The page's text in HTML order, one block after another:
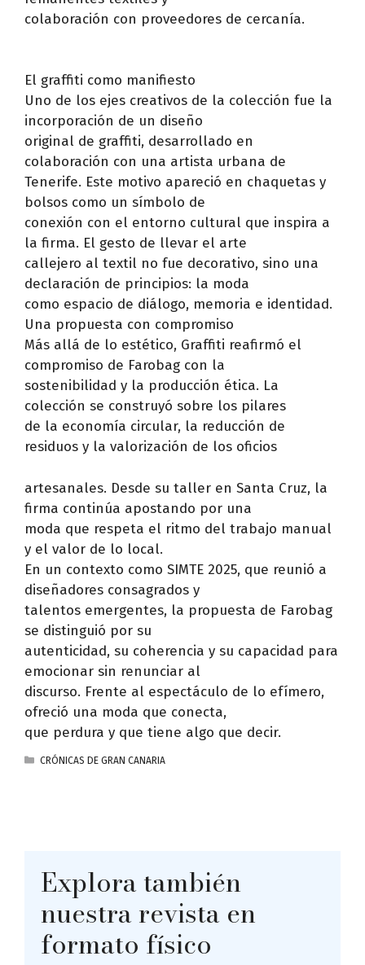
colaboración con proveedores de cercanía.
El graffiti como manifiesto
Uno de los ejes creativos de la colección fue la
incorporación de un diseño
original de graffiti, desarrollado en
colaboración con una artista urbana de
Tenerife. Este motivo apareció en chaquetas y
bolsos como un símbolo de
conexión con el entorno cultural que inspira a
la firma. El gesto de llevar el arte
callejero al textil no fue decorativo, sino una
declaración de principios: la moda
como espacio de diálogo, memoria e identidad.
Una propuesta con compromiso
Más allá de lo estético, Graffiti reafirmó el
compromiso de Farobag con la
sostenibilidad y la producción ética. La
colección se construyó sobre los pilares
de la economía circular, la reducción de
residuos y la valorización de los oficios
artesanales. Desde su taller en Santa Cruz, la
firma continúa apostando por una
moda que respeta el ritmo del trabajo manual
y el valor de lo local.
En un contexto como SIMTE 2025, que reunió a
diseñadores consagrados y
talentos emergentes, la propuesta de Farobag
se distinguió por su
autenticidad, su coherencia y su capacidad para
emocionar sin renunciar al
discurso. Frente al espectáculo de lo efímero,
ofreció una moda que conecta,
que perdura y que tiene algo que decir.
CATEGORÍAS
CRÓNICAS DE GRAN CANARIA
Explora también
nuestra revista en
formato físico